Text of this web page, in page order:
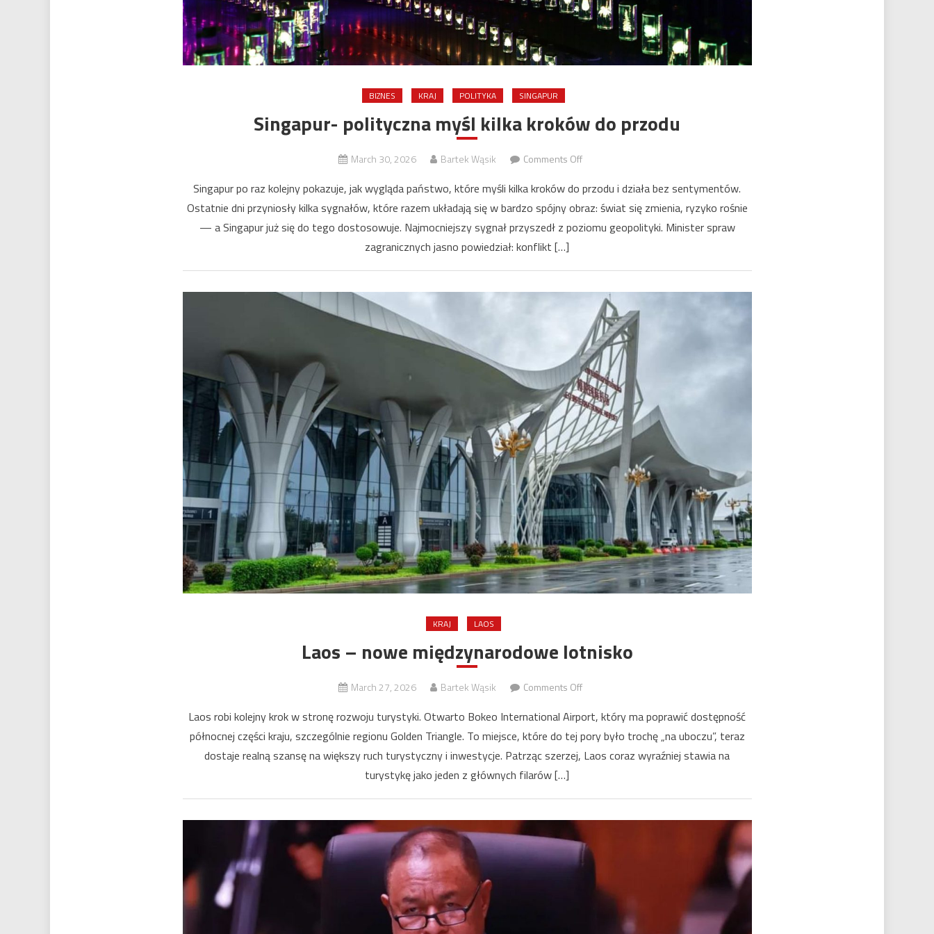
BIZNES KRAJ POLITYKA SINGAPUR
Singapur- polityczna myśl kilka kroków do przodu
March 30, 2026 Bartek Wąsik Comments Offon
polityczna
myśl
kilka
Singapur po raz kolejny pokazuje, jak wygląda państwo, które myśli kilka kroków do przodu i działa bez sentymentów.
Ostatnie dni przyniosły kilka sygnałów, które razem układają się w bardzo spójny obraz: świat się zmienia, ryzyko rośnie
— a Singapur już się do tego dostosowuje. Najmocniejszy sygnał przyszedł z poziomu geopolityki. Minister spraw
zagranicznych jasno powiedział: konflikt […]
KRAJ LAOS
Laos – nowe międzynarodowe lotnisko
March 27, 2026 Bartek Wąsik Comments Offon
–
nowe
międzynarodowe
Laos robi kolejny krok w stronę rozwoju turystyki. Otwarto Bokeo International Airport, który ma poprawić dostępność
północnej części kraju, szczególnie regionu Golden Triangle. To miejsce, które do tej pory było trochę „na uboczu”, teraz
dostaje realną szansę na większy ruch turystyczny i inwestycje. Patrząc szerzej, Laos coraz wyraźniej stawia na
turystykę jako jeden z głównych filarów […]